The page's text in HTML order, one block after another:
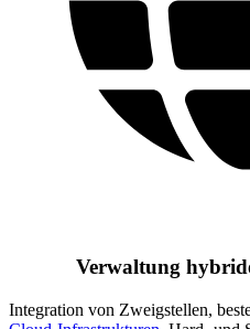
Verwaltung
Integration von Zweigstellen,